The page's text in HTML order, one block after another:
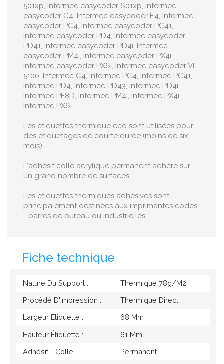
501xp, Intermec easycoder 601xp, Intermec
easycoder C4, Intermec easycoder E4, Intermec
easycoder PC4, Intermec easycoder PC41,
Intermec easycoder PD4, Intermec easycoder
PD41, Intermec easycoder PD4i, Intermec
easycoder PM4i, Intermec easycoder PX4i,
Intermec easycoder PX6i, Intermec easycoder VI-
5100, Intermec C4, Intermec PC4, Intermec PC41,
Intermec PD4, Intermec PD43, Intermec PD4i,
Intermec PF8D, Intermec PM4i, Intermec PX4i,
Intermec PX6i ...
Les étiquettes thermique eco sont utilisées pour
des étiquetages de courte durée (moins de six
mois).
L'adhésif colle acrylique permanent adhère sur
un grand nombre de surfaces.
Les étiquettes thermiques adhésives sont
principalement destinées aux imprimantes codes
- barres de bureau ou industrielles.
Fiche technique
Nature Du Support : Thermique 78g/M2
Procédé D'impression : Thermique Direct
Largeur Étiquette : 68 Mm
Hauteur Étiquette : 61 Mm
Adhésif - Colle : Permanent